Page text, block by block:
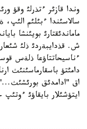
وندا قازئر ءتذرلئ وقؤ
سالاسئندا ءبئلئم
ماماندئقتارئ بويئنشا
ش. قذدايبةردئ ذلئ
ءناسيحاتتاؤعا ذلةس
دامئتؤ باسقارماسئنئث
اق "ادامدئق بورئشئث..."
ايتؤشئلار بايقاؤئ ءوتئپ